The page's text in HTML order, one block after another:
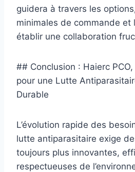
guidera à travers les
minimales de commande et
établir une collaboration
## Conclusion : Haierc
pour une Lutte
Durable
L’évolution rapide des
lutte antiparasitaire exige
toujours plus innovantes,
respectueuses de